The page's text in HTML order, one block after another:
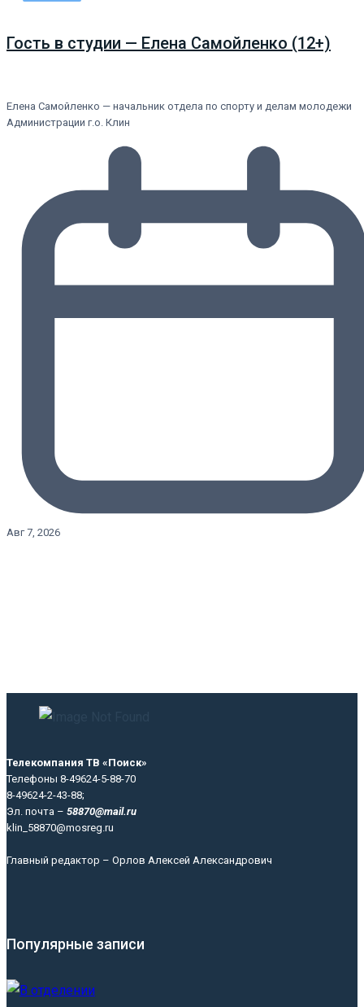
Гость в студии — Елена Самойленко (12+)
Елена Самойленко — начальник отдела по спорту и делам молодежи
Администрации г.о. Клин
Авг 7, 2026
Телекомпания ТВ «Поиск»
Телефоны 8-49624-5-88-70
8-49624-2-43-88;
Эл. почта – 58870@mail.ru
klin_58870@mosreg.ru
Главный редактор – Орлов Алексей Александрович
Популярные записи